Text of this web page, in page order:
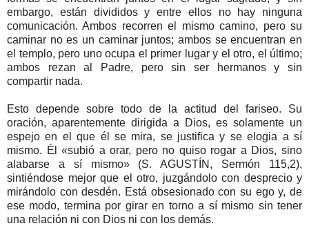
embargo, están divididos y entre ellos no hay ninguna
comunicación. Ambos recorren el mismo camino, pero su
caminar no es un caminar juntos; ambos se encuentran en
el templo, pero uno ocupa el primer lugar y el otro, el último;
ambos rezan al Padre, pero sin ser hermanos y sin
compartir nada.
Esto depende sobre todo de la actitud del fariseo. Su
oración, aparentemente dirigida a Dios, es solamente un
espejo en el que él se mira, se justifica y se elogia a sí
mismo. Él «subió a orar, pero no quiso rogar a Dios, sino
alabarse a sí mismo» (S. AGUSTÍN, Sermón 115,2),
sintiéndose mejor que el otro, juzgándolo con desprecio y
mirándolo con desdén. Está obsesionado con su ego y, de
ese modo, termina por girar en torno a sí mismo sin tener
una relación ni con Dios ni con los demás.